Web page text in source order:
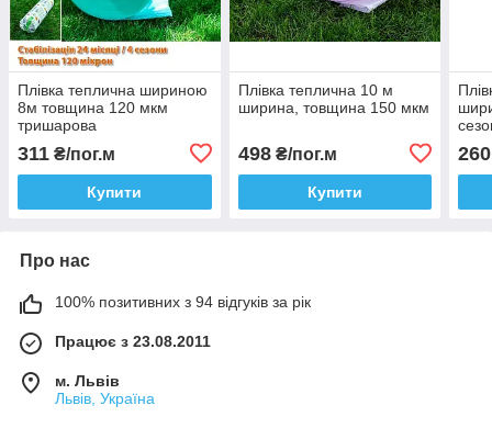
Плівка теплична шириною
8м товщина 120 мкм
тришарова
311 ₴/пог.м
Купити
Плівка теплична 10 м
ширина, товщина 150 мкм
498₴/пог.м
Купити
260
Про нас
100% позитивних з 94 відгуків за рік
Працює з 23.08.2011
м. Львів
Львів, Україна